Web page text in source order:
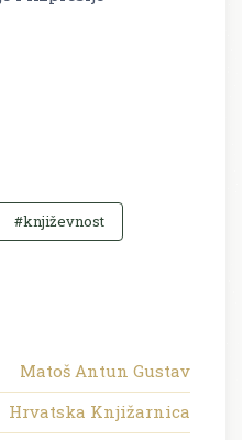
#književnost
Matoš Antun Gustav
Hrvatska Knjižarnica